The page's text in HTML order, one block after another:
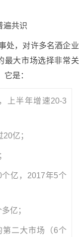
遍共识
处，对许多名酒企业
最大市场选择非常关
是：
上半年增速20-3
亿；
亿，2017年5个
亿；
二大市场（6个